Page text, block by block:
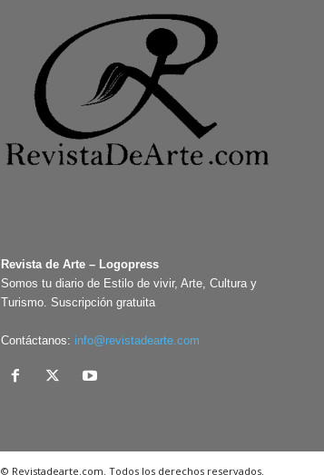
Revista de Arte – Logopress
Somos tu diario de Estilo de vivir, Arte, Cultura y
Turismo. Suscripción gratuita
Contáctanos: info@revistadearte.com
© Revistadearte.com. Todos los derechos reservados.